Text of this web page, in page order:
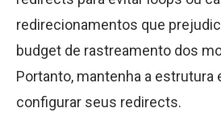
redirecionamentos que
budget de rastreamento dos
Portanto, mantenha a estrutura
configurar seus redirects.